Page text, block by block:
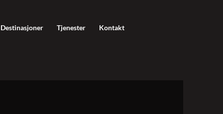
Destinasjoner Tjenester Kontakt